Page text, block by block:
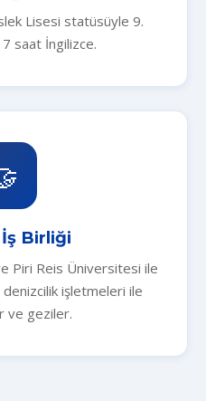
Lisesi statüsüyle 9.
7 saat İngilizce.
Birliği
Piri Reis Üniversitesi ile
işletmeleri ile
ve geziler.